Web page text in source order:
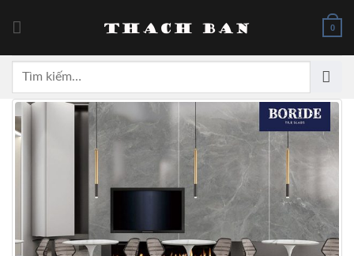
0
kiếm: